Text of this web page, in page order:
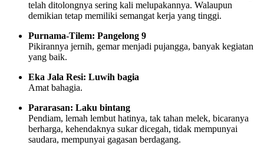
telah ditolongnya sering kali melupakannya. Walaupun
demikian tetap memiliki semangat kerja yang tinggi.
Purnama-Tilem: Pangelong 9
Pikirannya jernih, gemar menjadi pujangga, banyak kegiatan
yang baik.
Eka Jala Resi: Luwih bagia
Amat bahagia.
Pararasan: Laku bintang
Pendiam, lemah lembut hatinya, tak tahan melek, bicaranya
berharga, kehendaknya sukar dicegah, tidak mempunyai
saudara, mempunyai gagasan berdagang.